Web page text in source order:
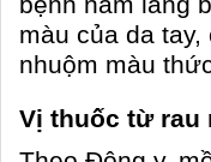
màu của da
nhuộm màu
Vị thuốc từ rau